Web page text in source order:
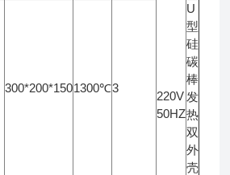
220V
50HZ
300*200*1501300℃3
U
型
硅
碳
棒
发
热
双
外
壳